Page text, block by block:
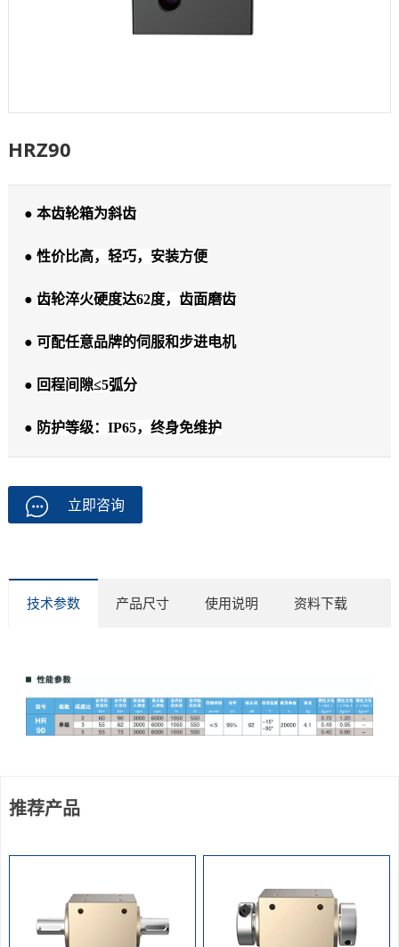
HRZ90
● 本齿轮箱为斜齿
● 性价比高，轻巧，安装方便
● 齿轮淬火硬度达62度，齿面磨齿
● 可配任意品牌的伺服和步进电机
● 回程间隙≤5弧分
● 防护等级：IP65，终身免维护
立即咨询
技术参数 产品尺寸 使用说明 资料下载
推荐产品